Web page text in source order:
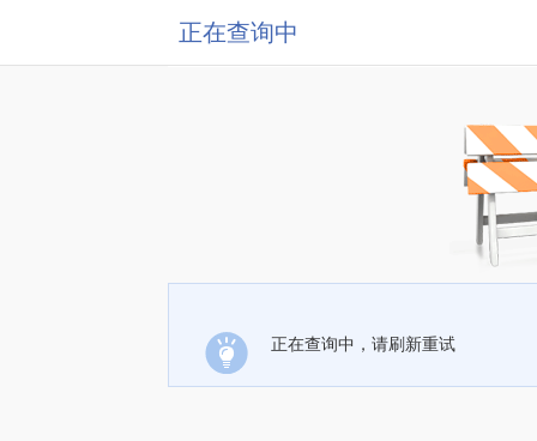
正在查询中
正在查询中，请刷新重试